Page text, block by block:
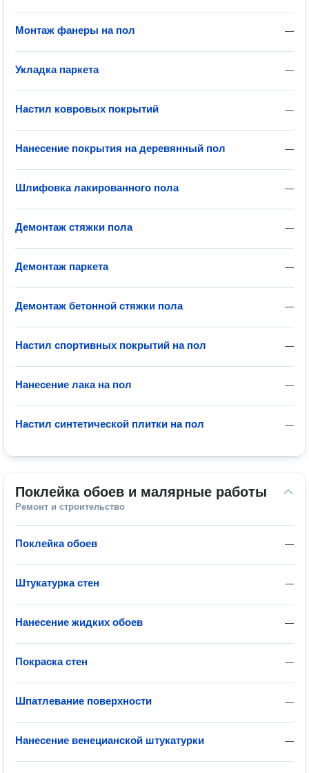
—
Монтаж фанеры на пол
—
Укладка паркета
—
Настил ковровых покрытий
—
Нанесение покрытия на деревянный пол
—
Шлифовка лакированного пола
—
Демонтаж стяжки пола
—
Демонтаж паркета
—
Демонтаж бетонной стяжки пола
—
Настил спортивных покрытий на пол
—
Нанесение лака на пол
—
Настил синтетической плитки на пол
Поклейка обоев и малярные работы
Ремонт и строительство
—
Поклейка обоев
—
Штукатурка стен
—
Нанесение жидких обоев
—
Покраска стен
—
Шпатлевание поверхности
—
Нанесение венецианской штукатурки